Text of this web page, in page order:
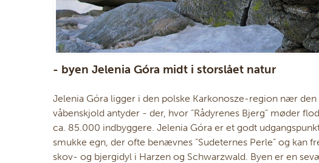
- byen Jelenia Góra midt i storslået natur
Jelenia Góra ligger i den polske Karkonosze-region nær
våbenskjold antyder - der, hvor ”Rådyrenes Bjerg” møder
ca. 85.000 indbyggere. Jelenia Góra er et godt
smukke egn, der ofte benævnes ”Sudeternes Perle” og kan
skov- og bjergidyl i Harzen og Schwarzwald. Byen er en